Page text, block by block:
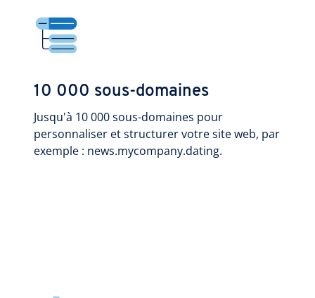
10 000 sous-domaines
Jusqu'à 10 000 sous-domaines pour
personnaliser et structurer votre site web, par
exemple : news.mycompany.dating.